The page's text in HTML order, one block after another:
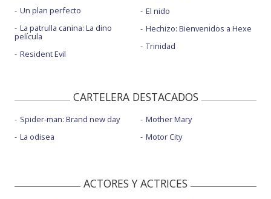
Un plan perfecto
La patrulla canina: La dino
película
Resident Evil
El nido
Hechizo: Bienvenidos a Hexe
Trinidad
CARTELERA DESTACADOS
Spider-man: Brand new day
La odisea
Mother Mary
Motor City
ACTORES Y ACTRICES